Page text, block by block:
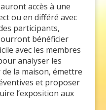
accès à une
ou en différé avec
participants,
bénéficier
avec les membres
analyser les
la maison, émettre
et proposer
l’exposition aux